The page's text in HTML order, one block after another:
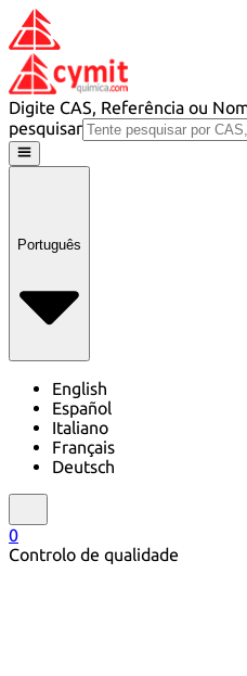
Digite CAS, Referência ou
pesquisar
Português
English
Español
Italiano
Français
Deutsch
0
Controlo de qualidade